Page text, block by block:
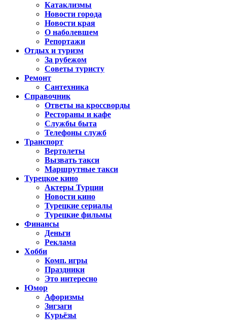
Катаклизмы
Новости города
Новости края
О наболевшем
Репортажи
Отдых и туризм
За рубежом
Советы туристу
Ремонт
Сантехника
Справочник
Ответы на кроссворды
Рестораны и кафе
Службы быта
Телефоны служб
Транспорт
Вертолеты
Вызвать такси
Маршрутные такси
Турецкое кино
Актеры Турции
Новости кино
Турецкие сериалы
Турецкие фильмы
Финансы
Деньги
Реклама
Хобби
Комп. игры
Праздники
Это интересно
Юмор
Афоризмы
Зигзаги
Курьёзы